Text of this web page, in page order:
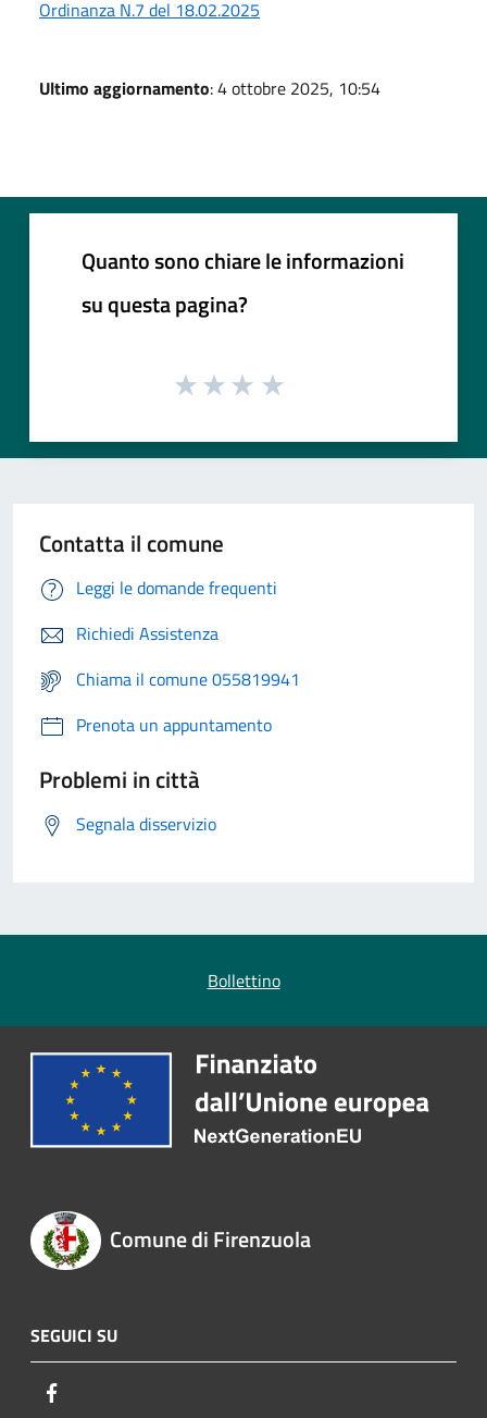
Ordinanza N.7 del 18.02.2025
Ultimo aggiornamento: 4 ottobre 2025, 10:54
Quanto sono chiare le informazioni
su questa pagina?
Contatta il comune
Leggi le domande frequenti
Richiedi Assistenza
Chiama il comune 055819941
Prenota un appuntamento
Problemi in città
Segnala disservizio
Bollettino
Comune di Firenzuola
SEGUICI SU